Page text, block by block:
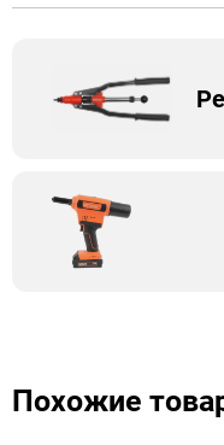
Похожие